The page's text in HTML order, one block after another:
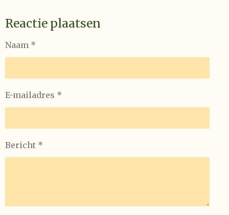
Reactie plaatsen
Naam *
E-mailadres *
Bericht *